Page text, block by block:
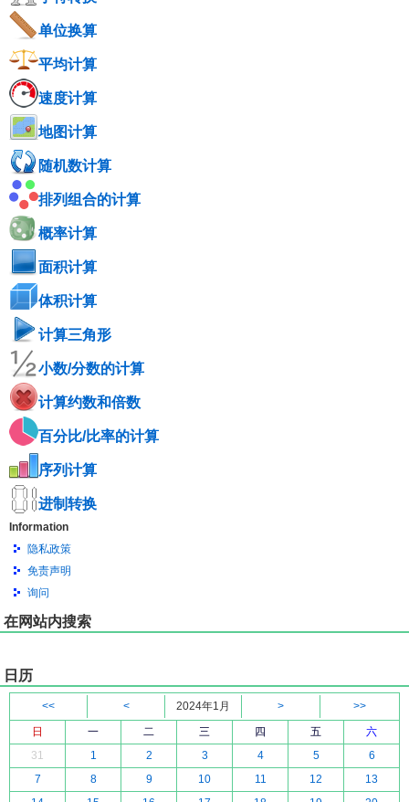
单位换算
平均计算
速度计算
地图计算
随机数计算
排列组合的计算
概率计算
面积计算
体积计算
计算三角形
小数/分数的计算
计算约数和倍数
百分比/比率的计算
序列计算
进制转换
Information
隐私政策
免责声明
询问
在网站内搜索
日历
<< < 2024年1月 >
>>
日
一 二 三 四 五
六
31
1 2 3 4 5
6
7
8 9 10 11 12
13